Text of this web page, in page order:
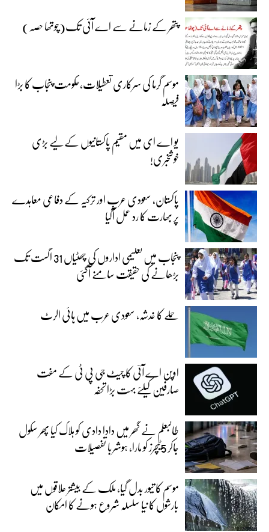
پتھر کے زمانے سے اے آئی تک(چوتھا حصہ)
موسم گرما کی سرکاری تعطیلات،حکومت پنجاب کا بڑا
فیصلہ
یو اے ای میں مقیم پاکستانیوں کے لیے بڑی
خوشخبری!
پاکستان، سعودی عرب اور ترکیہ کے دفاعی معاہدے
پر بھارت کا رد عمل آگیا
پنجاب میں تعلیمی اداروں کی چھٹیاں 31 اگست تک
بڑھانے کی حقیقت سامنے آگئی
حملے کا خدشہ، سعودی عرب میں ہائی الرٹ
اوپن اے آئی کا چیٹ جی پی ٹی کے مفت
صارفین کیلئے بہت بڑا تحفہ
طالبعلم نے گھر میں دادا دادی کو ہلاک کیا پھر سکول
جاکر 5ٹیچرز کو مارا، ہوشربا تفصیلات
موسم کا تیور بدل گیا، ملک کے بیشتر علاقوں میں
بارشوں کا نیا سلسلہ شروع ہونے کا امکان